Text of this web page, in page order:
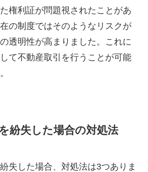
権利証が問題視されたことがあ
の制度ではそのようなリスクが
透明性が高まりました。これに
て不動産取引を行うことが可能
紛失した場合の対処法
失した場合、対処法は3つありま